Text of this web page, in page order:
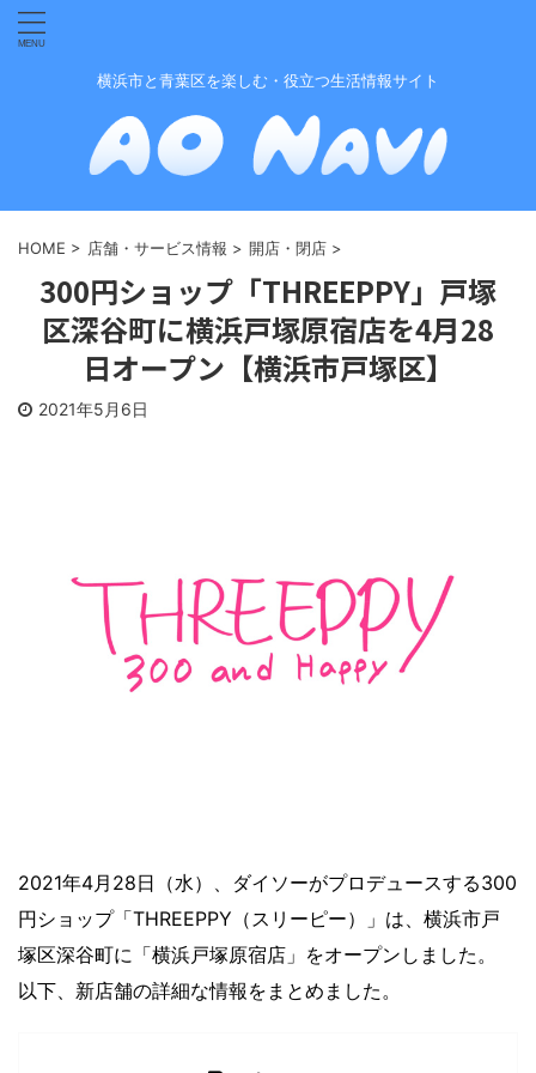
横浜市と青葉区を楽しむ・役立つ生活情報サイト
HOME > 店舗・サービス情報 > 開店・閉店 >
300円ショップ「THREEPPY」戸塚
区深谷町に横浜戸塚原宿店を4月28
日オープン【横浜市戸塚区】
2021年5月6日
2021年4月28日（水）、ダイソーがプロデュースする300
円ショップ「THREEPPY（スリーピー）」は、横浜市戸
塚区深谷町に「横浜戸塚原宿店」をオープンしました。
以下、新店舗の詳細な情報をまとめました。